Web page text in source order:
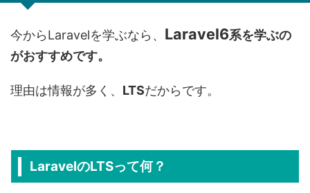
今からLaravelを学ぶなら、 Laravel6系を学ぶの
がおすすめです。
理由は情報が多く、 LTSだからです。
LaravelのLTSって何？